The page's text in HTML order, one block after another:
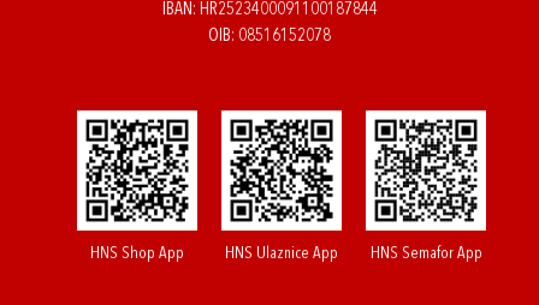
IBAN: HR2523400091100187844
OIB: 08516152078
HNS Shop App HNS Ulaznice App HNS Semafor App